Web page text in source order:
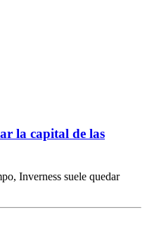
la capital de las
Inverness suele quedar